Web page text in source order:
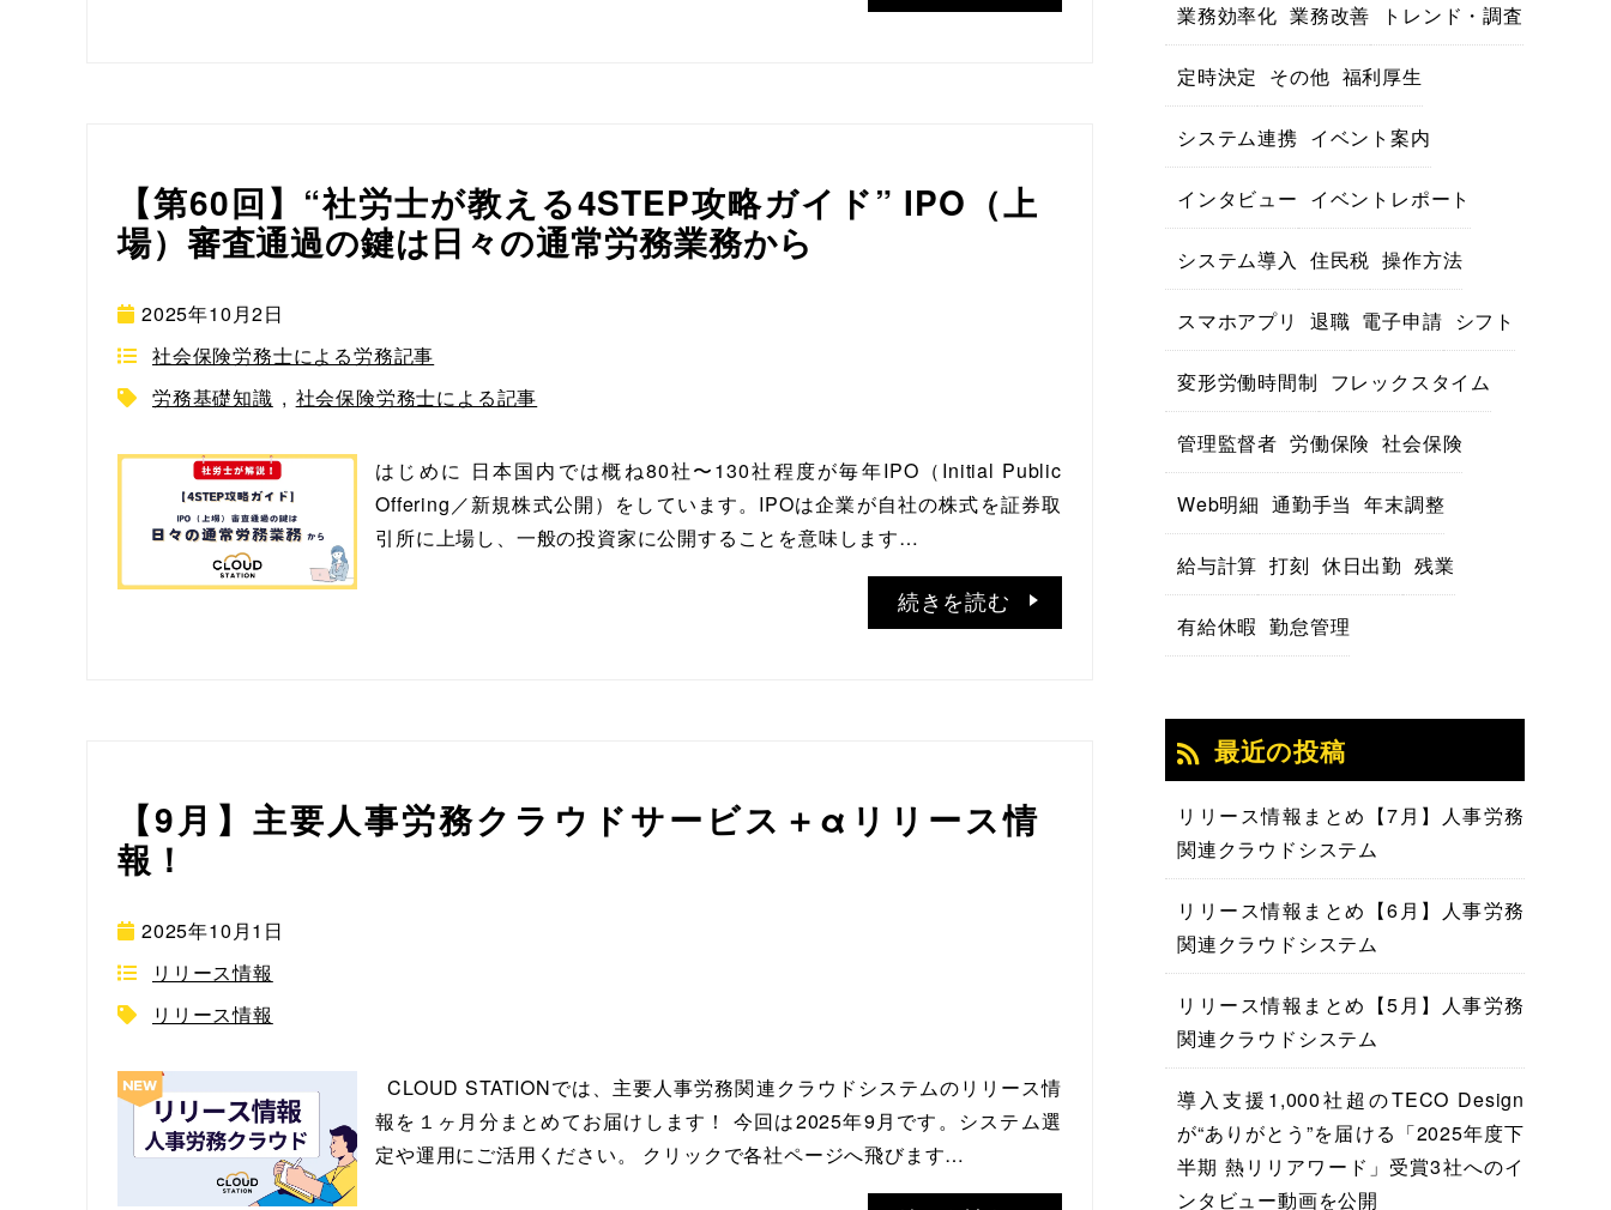
【第60回】“社労士が教える4STEP攻略ガイド” IPO（上
場）審査通過の鍵は日々の通常労務業務から
2025年10月2日
社会保険労務士による労務記事
労務基礎知識 , 社会保険労務士による記事
はじめに 日本国内では概ね80社〜130社程度が毎年IPO（Initial Public
Offering／新規株式公開）をしています。IPOは企業が自社の株式を証券取
引所に上場し、一般の投資家に公開することを意味します…
続きを読む
【9月】主要人事労務クラウドサービス＋αリリース情
報！
2025年10月1日
リリース情報
リリース情報
CLOUD STATIONでは、主要人事労務関連クラウドシステムのリリース情
報を１ヶ月分まとめてお届けします！ 今回は2025年9月です。システム選
定や運用にご活用ください。 クリックで各社ページへ飛びます…
業務効率化 業務改善 トレンド・調査
定時決定 その他 福利厚生
システム連携 イベント案内
インタビュー イベントレポート
システム導入 住民税 操作方法
スマホアプリ 退職 電子申請 シフト
変形労働時間制 フレックスタイム
管理監督者 労働保険 社会保険
Web明細 通勤手当 年末調整
給与計算 打刻 休日出勤 残業
有給休暇 勤怠管理
最近の投稿
リリース情報まとめ【7月】人事労務
関連クラウドシステム
リリース情報まとめ【6月】人事労務
関連クラウドシステム
リリース情報まとめ【5月】人事労務
関連クラウドシステム
導入支援1,000社超のTECO Design
が“ありがとう”を届ける「2025年度下
半期 熱リリアワード」受賞3社へのイ
ンタビュー動画を公開